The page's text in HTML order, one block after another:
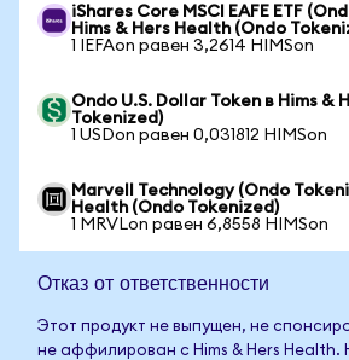
iShares Core MSCI EAFE ETF
Hims & Hers Health (Ondo
1 IEFAon равен 3,2614 HIMSon
Ondo U.S. Dollar Token в Hims &
Tokenized)
1 USDon равен 0,031812 HIMSon
Marvell Technology (Ondo
Health (Ondo Tokenized)
1 MRVLon равен 6,8558 HIMSon
Отказ от ответственности
Этот продукт не выпущен, не
не аффилирован с Hims & Hers Health.